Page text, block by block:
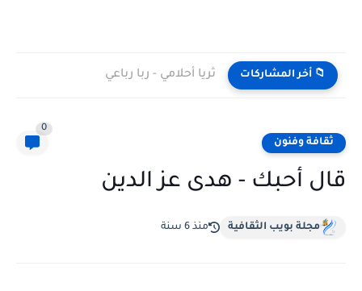
📁 أخر المشاركات ثريا أحلامي - ربا رباعي
ثقافة وفنون
0
قال أحبك - هدى عز الدين
مجلة بويب الثقافية منذ 6 سنة